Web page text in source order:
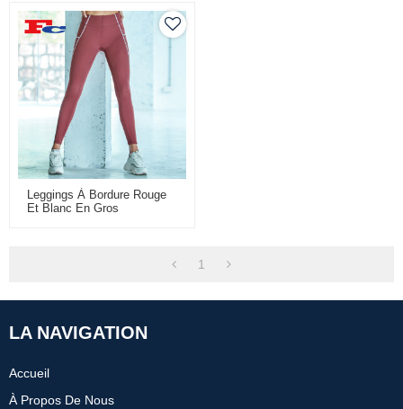
Leggings À Bordure Rouge
Et Blanc En Gros
1
LA NAVIGATION
Accueil
À Propos De Nous